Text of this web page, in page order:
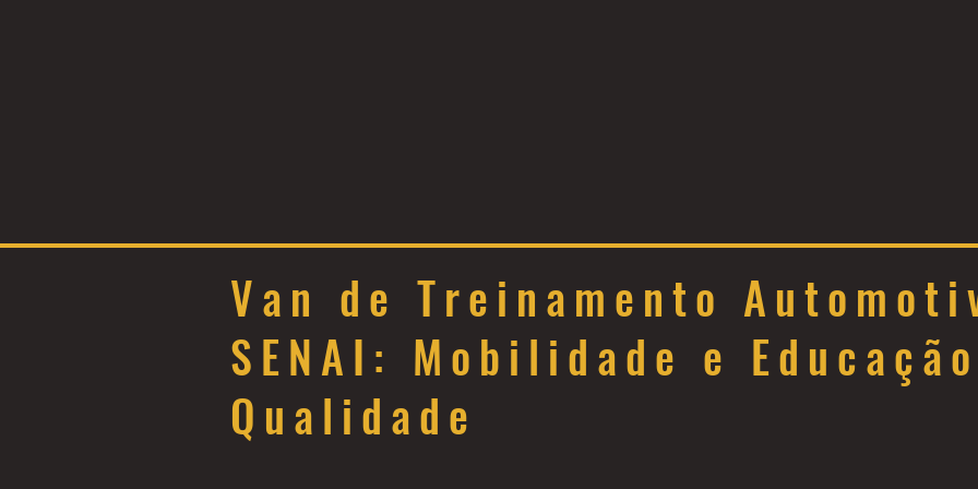
Van de Treinamento
SENAI: Mobilidade e
Qualidade